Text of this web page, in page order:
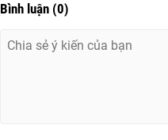
Bình luận (0)